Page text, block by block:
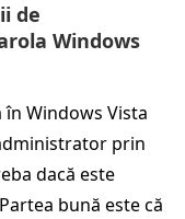
de
Windows
Windows Vista
prin
dacă este
bună este că